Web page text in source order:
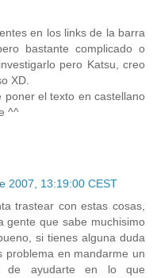
en los links de la barra
bastante complicado o
pero Katsu, creo
XD.
poner el texto en castellano
^^
2007, 13:19:00 CEST
trastear con estas cosas,
gente que sabe muchisimo
si tienes alguna duda
problema en mandarme un
de ayudarte en lo que